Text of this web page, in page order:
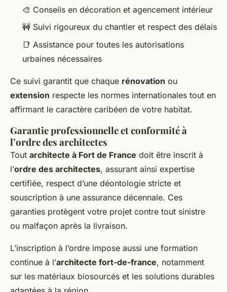
🎨 Conseils en décoration et agencement intérieur
🚧 Suivi rigoureux du chantier et respect des délais
📑 Assistance pour toutes les autorisations
urbaines nécessaires
Ce suivi garantit que chaque rénovation ou
extension respecte les normes internationales tout en
affirmant le caractère caribéen de votre habitat.
Garantie professionnelle et conformité à
l’ordre des architectes
Tout architecte à Fort de France doit être inscrit à
l’ordre des architectes, assurant ainsi expertise
certifiée, respect d’une déontologie stricte et
souscription à une assurance décennale. Ces
garanties protègent votre projet contre tout sinistre
ou malfaçon après la livraison.
L’inscription à l’ordre impose aussi une formation
continue à l’architecte fort-de-france, notamment
sur les matériaux biosourcés et les solutions durables